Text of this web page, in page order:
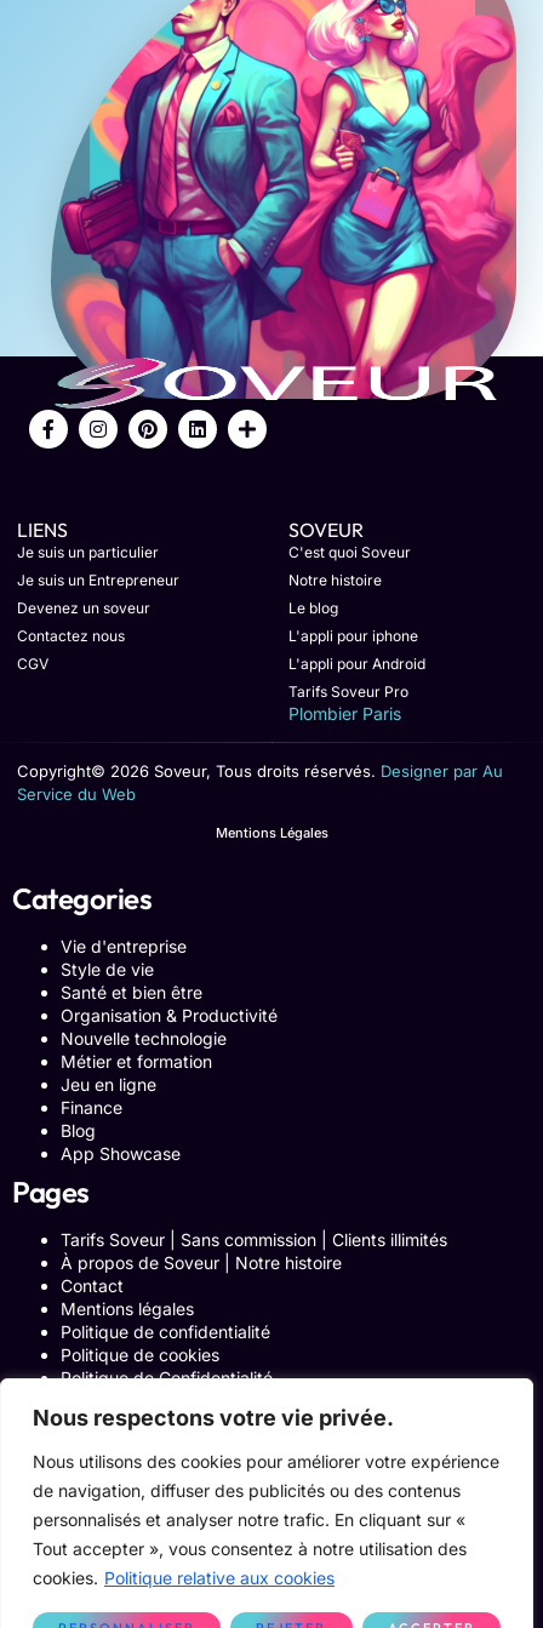
Nous respectons votre vie privée.
Nous utilisons des cookies pour améliorer votre expérience
de navigation, diffuser des publicités ou des contenus
personnalisés et analyser notre trafic. En cliquant sur «
Tout accepter », vous consentez à notre utilisation des
cookies. Politique relative aux cookies
LIENS
Je suis un particulier
Je suis un Entrepreneur
Devenez un soveur
Contactez nous
CGV
SOVEUR
C'est quoi Soveur
Notre histoire
Le blog
L'appli pour iphone
L'appli pour Android
Tarifs Soveur Pro
Plombier Paris
Copyright© 2026 Soveur, Tous droits réservés. Designer par Au
Service du Web
Mentions Légales
Categories
Vie d'entreprise
Style de vie
Santé et bien être
Organisation & Productivité
Nouvelle technologie
Métier et formation
Jeu en ligne
Finance
Blog
App Showcase
Pages
Tarifs Soveur | Sans commission | Clients illimités
À propos de Soveur | Notre histoire
Contact
Mentions légales
Politique de confidentialité
Politique de cookies
Politique de Confidentialité
Blog
Programme Affiliation
Conditions générales d’utilisation
ACCUEIL
Onglets Zone Affilié
Le Blog
Devenir pro